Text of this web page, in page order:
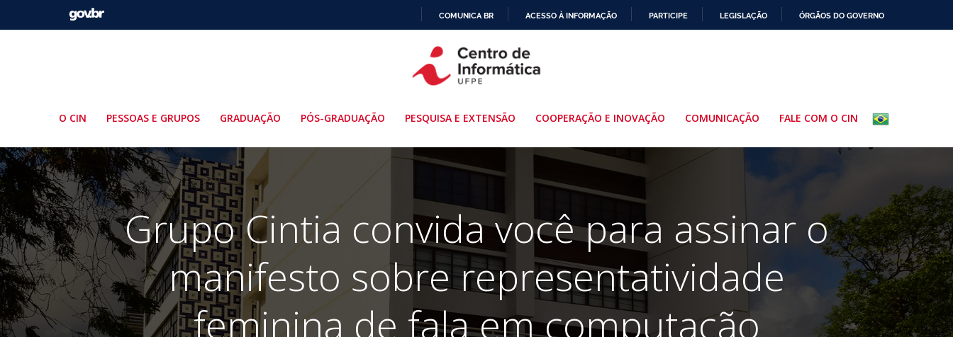
PARA
O
COMUNICA BR ACESSO À INFORMAÇÃO PARTICIPE LEGISLAÇÃO ÓRGÃOS DO GOVERNO
O CIN PESSOAS E GRUPOS GRADUAÇÃO PÓS-GRADUAÇÃO PESQUISA E EXTENSÃO COOPERAÇÃO E INOVAÇÃO COMUNICAÇÃO FALE COM O CIN
Grupo Cintia convida você para assinar o
manifesto sobre representatividade
feminina de fala em computação